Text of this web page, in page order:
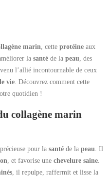
marin , cette protéine aux
la santé de la peau , des
l’allié incontournable de ceux
vie . Découvrez comment cette
quotidien !
collagène marin
précieuse pour la santé de la peau . Il
, et favorise une chevelure saine
, il repulpe, raffermit et lisse la